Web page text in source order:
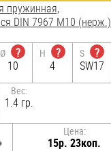
пружинная,
DIN 7967 М10 (нерж.)
Ø
?
10
H
?
4
S
?
SW17
Вес:
1.4 гр.
Цена:
15р. 23коп.